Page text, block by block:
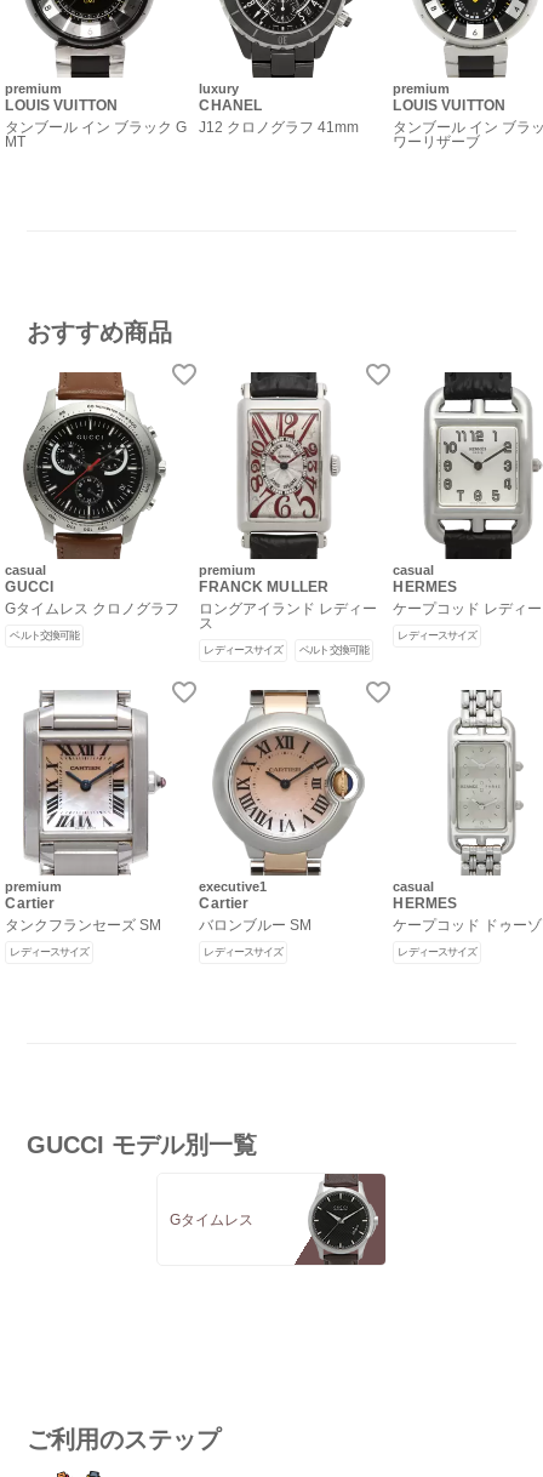
premium
LOUIS VUITTON
タンブール イン ブラック G
MT
luxury
CHANEL
J12 クロノグラフ 41mm
premium
LOUIS VUITTON
タンブール イン ブラ
ワーリザーブ
おすすめ商品
casual
GUCCI
Gタイムレス クロノグラフ
ベルト交換可能
premium
Cartier
タンクフランセーズ SM
レディースサイズ
premium
FRANCK MULLER
ロングアイランド レディー
ス
レディースサイズ ベルト交換可能
executive1
Cartier
バロンブルー SM
レディースサイズ
casual
HERMES
ケープコッド レディ
レディースサイズ
casual
HERMES
ケープコッド ドゥー
レディースサイズ
GUCCI モデル別一覧
Gタイムレス
ご利用のステップ